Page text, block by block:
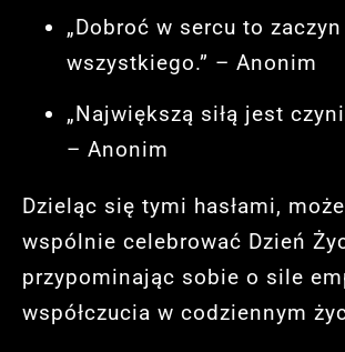
„Dobroć w sercu to zaczyn
wszystkiego.” – Anonim
„Największą siłą jest
– Anonim
Dzieląc się tymi hasłami,
wspólnie celebrować Dzień
przypominając sobie o sile
współczucia w codziennym